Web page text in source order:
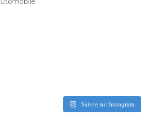
Suivre sur Instagram